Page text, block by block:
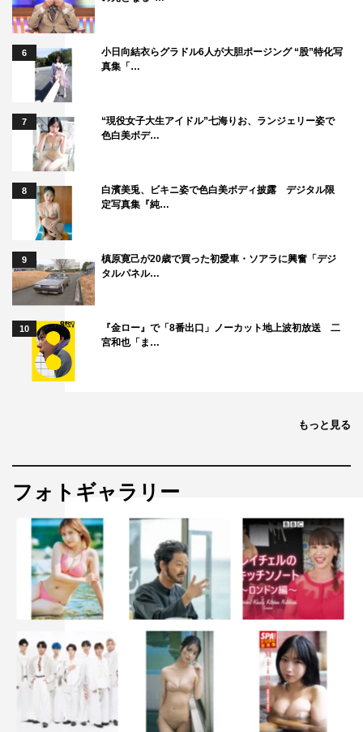
6
小日向結衣らグラドル6人が大胆ポージング “股”特化写
真集「…
7
“現役女子大生アイドル”七海りお、ランジェリー姿で
色白美ボデ…
8
白濱美兎、ビキニ姿で色白美ボディ披露 デジタル限
定写真集『純…
9
槙原寛己が20歳で買った初愛車・ソアラに興奮「デジ
タルパネル…
10
『金ロー』で「8番出口」ノーカット地上波初放送 二
宮和也「ま…
もっと見る
フォトギャラリー